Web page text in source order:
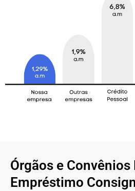
Órgãos e
Empréstimo